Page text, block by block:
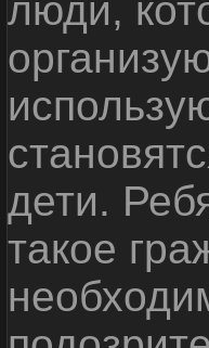
люди,
дети.
такое